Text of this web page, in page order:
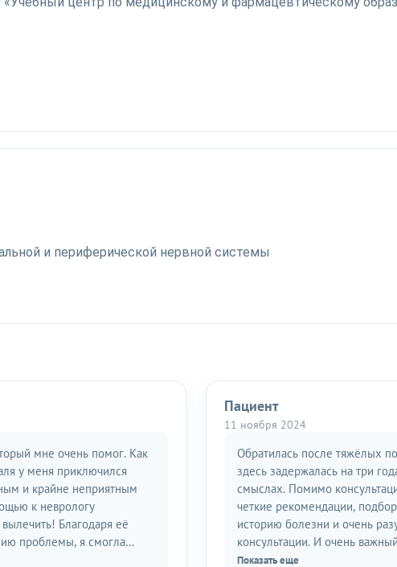
и периферической нервной системы
мне очень помог. Как
у меня приключился
и крайне неприятным
к неврологу
Благодаря её
проблемы, я смогла
периода времени!
Пациент
11 ноября 2024
Обратилась после тяжёлых
здесь задержалась на три
смыслах. Помимо
четкие рекомендации,
историю болезни и очень
консультации. И очень
эмпатия и
Показать еще